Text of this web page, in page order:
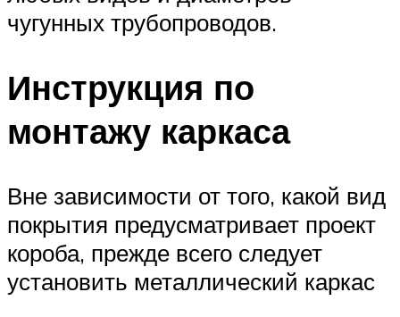
чугунных трубопроводов.
Инструкция по
монтажу каркаса
Вне зависимости от того, какой вид
покрытия предусматривает проект
короба, прежде всего следует
установить металлический каркас